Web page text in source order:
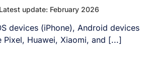
Latest update: February 2026
devices (iPhone), Android devices
Pixel, Huawei, Xiaomi, and [...]